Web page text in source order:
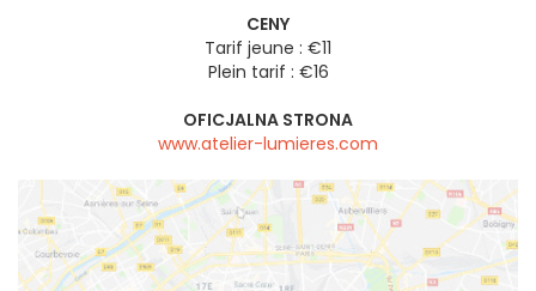
CENY
Tarif jeune : €11
Plein tarif : €16
OFICJALNA STRONA
www.atelier-lumieres.com